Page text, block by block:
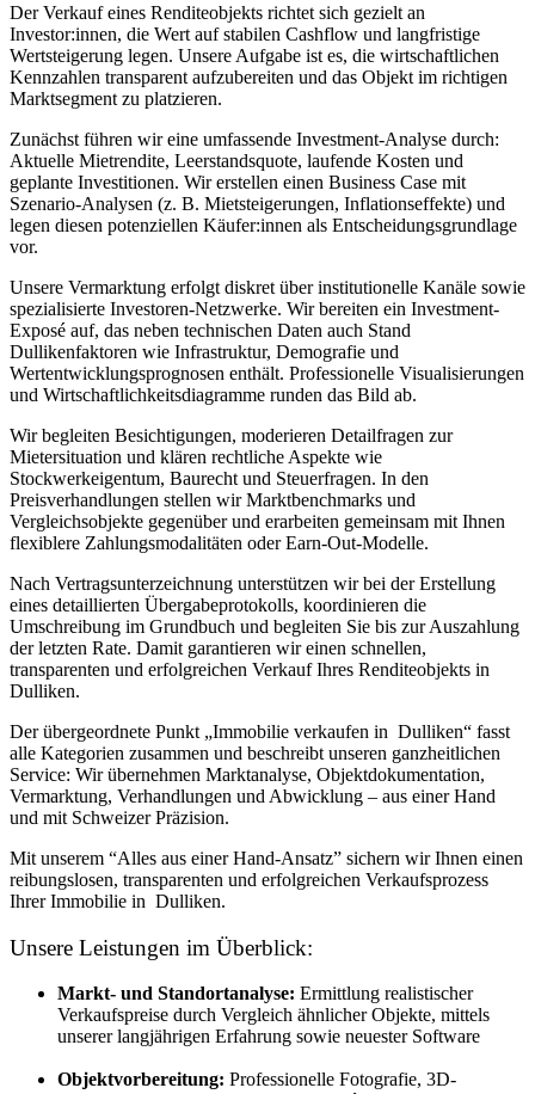
Der Verkauf eines Renditeobjekts richtet sich gezielt an
Investor:innen, die Wert auf stabilen Cashflow und langfristige
Wertsteigerung legen. Unsere Aufgabe ist es, die wirtschaftlichen
Kennzahlen transparent aufzubereiten und das Objekt im richtigen
Marktsegment zu platzieren.
Zunächst führen wir eine umfassende Investment-Analyse durch:
Aktuelle Mietrendite, Leerstandsquote, laufende Kosten und
geplante Investitionen. Wir erstellen einen Business Case mit
Szenario-Analysen (z. B. Mietsteigerungen, Inflationseffekte) und
legen diesen potenziellen Käufer:innen als Entscheidungsgrundlage
vor.
Unsere Vermarktung erfolgt diskret über institutionelle Kanäle sowie
spezialisierte Investoren-Netzwerke. Wir bereiten ein Investment-
Exposé auf, das neben technischen Daten auch Stand
Dullikenfaktoren wie Infrastruktur, Demografie und
Wertentwicklungsprognosen enthält. Professionelle Visualisierungen
und Wirtschaftlichkeitsdiagramme runden das Bild ab.
Wir begleiten Besichtigungen, moderieren Detailfragen zur
Mietersituation und klären rechtliche Aspekte wie
Stockwerkeigentum, Baurecht und Steuerfragen. In den
Preisverhandlungen stellen wir Marktbenchmarks und
Vergleichsobjekte gegenüber und erarbeiten gemeinsam mit Ihnen
flexiblere Zahlungsmodalitäten oder Earn-Out-Modelle.
Nach Vertragsunterzeichnung unterstützen wir bei der Erstellung
eines detaillierten Übergabeprotokolls, koordinieren die
Umschreibung im Grundbuch und begleiten Sie bis zur Auszahlung
der letzten Rate. Damit garantieren wir einen schnellen,
transparenten und erfolgreichen Verkauf Ihres Renditeobjekts in
Dulliken.
Der übergeordnete Punkt „Immobilie verkaufen in Dulliken“ fasst
alle Kategorien zusammen und beschreibt unseren ganzheitlichen
Service: Wir übernehmen Marktanalyse, Objektdokumentation,
Vermarktung, Verhandlungen und Abwicklung – aus einer Hand
und mit Schweizer Präzision.
Mit unserem “Alles aus einer Hand-Ansatz” sichern wir Ihnen einen
reibungslosen, transparenten und erfolgreichen Verkaufsprozess
Ihrer Immobilie in Dulliken.
Unsere Leistungen im Überblick:
Markt- und Standortanalyse: Ermittlung realistischer
Verkaufspreise durch Vergleich ähnlicher Objekte, mittels
unserer langjährigen Erfahrung sowie neuester Software
Objektvorbereitung: Professionelle Fotografie, 3D-